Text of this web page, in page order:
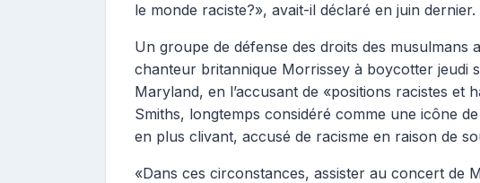
r
le monde raciste?», avait-il déclaré en juin dernier.
Un groupe de défense des droits des musulmans
chanteur britannique Morrissey à boycotter jeudi
Maryland, en l’accusant de «positions racistes et
Smiths, longtemps considéré comme une icône
en plus clivant, accusé de racisme en raison de
«Dans ces circonstances, assister au concert de